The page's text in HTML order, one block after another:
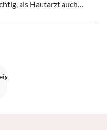
als Hautarzt auch